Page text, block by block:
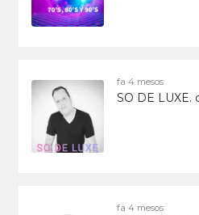
fa 4 mesos
SO DE LUXE.
fa 4 mesos